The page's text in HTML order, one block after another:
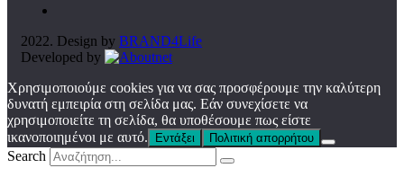
2022. Design by BRAND4Life
Developed by
Χρησιμοποιούμε cookies για να σας προσφέρουμε την καλύτερη
δυνατή εμπειρία στη σελίδα μας. Εάν συνεχίσετε να
χρησιμοποιείτε τη σελίδα, θα υποθέσουμε πως είστε
ικανοποιημένοι με αυτό.
Εντάξει Πολιτική απορρήτου
Search